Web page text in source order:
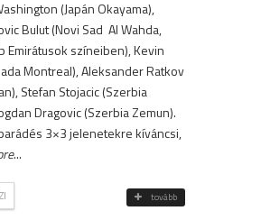
(Japán Okayama),
Bulut (Novi Sad Al Wahda,
Emirátusok színeiben), Kevin
Montreal), Aleksander Ratkov
Stefan Stojacic (Szerbia
Dragovic (Szerbia Zemun).
3×3 jelenetekre kíváncsi,
...
tovább